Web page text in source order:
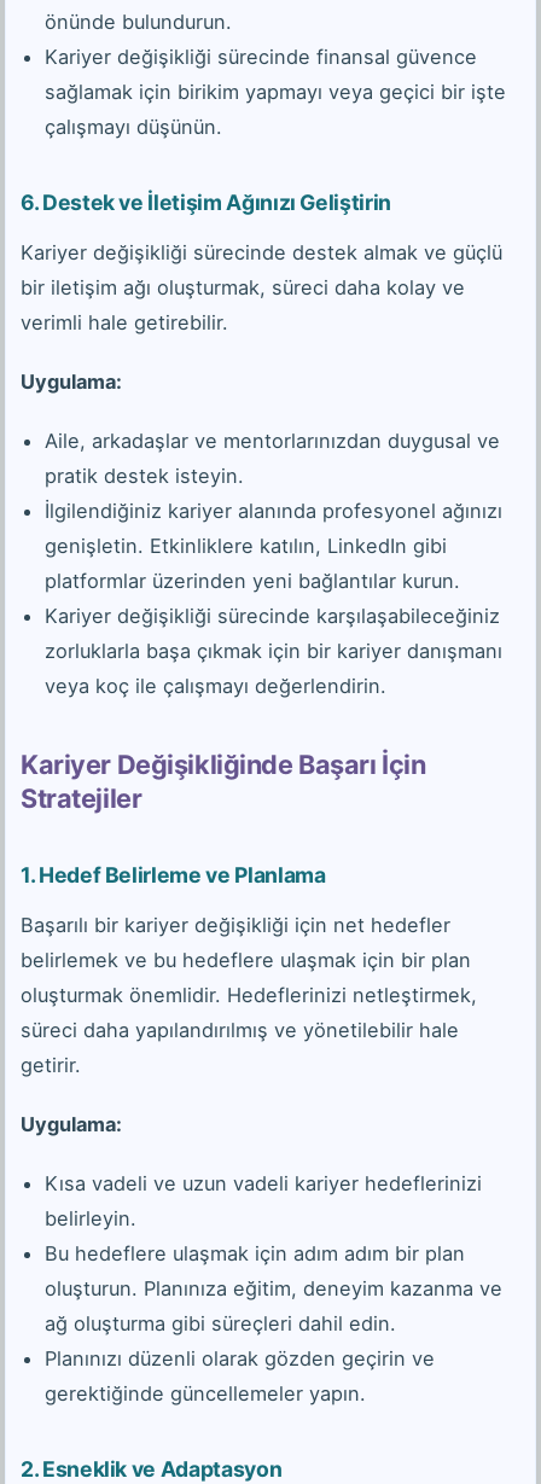
önünde bulundurun.
Kariyer değişikliği sürecinde finansal güvence
sağlamak için birikim yapmayı veya geçici bir işte
çalışmayı düşünün.
6.Destek ve İletişim Ağınızı Geliştirin
Kariyer değişikliği sürecinde destek almak ve güçlü
bir iletişim ağı oluşturmak, süreci daha kolay ve
verimli hale getirebilir.
Uygulama:
Aile, arkadaşlar ve mentorlarınızdan duygusal ve
pratik destek isteyin.
İlgilendiğiniz kariyer alanında profesyonel ağınızı
genişletin. Etkinliklere katılın, LinkedIn gibi
platformlar üzerinden yeni bağlantılar kurun.
Kariyer değişikliği sürecinde karşılaşabileceğiniz
zorluklarla başa çıkmak için bir kariyer danışmanı
veya koç ile çalışmayı değerlendirin.
Kariyer Değişikliğinde Başarı İçin
Stratejiler
1.Hedef Belirleme ve Planlama
Başarılı bir kariyer değişikliği için net hedefler
belirlemek ve bu hedeflere ulaşmak için bir plan
oluşturmak önemlidir. Hedeflerinizi netleştirmek,
süreci daha yapılandırılmış ve yönetilebilir hale
getirir.
Uygulama:
Kısa vadeli ve uzun vadeli kariyer hedeflerinizi
belirleyin.
Bu hedeflere ulaşmak için adım adım bir plan
oluşturun. Planınıza eğitim, deneyim kazanma ve
ağ oluşturma gibi süreçleri dahil edin.
Planınızı düzenli olarak gözden geçirin ve
gerektiğinde güncellemeler yapın.
2.Esneklik ve Adaptasyon